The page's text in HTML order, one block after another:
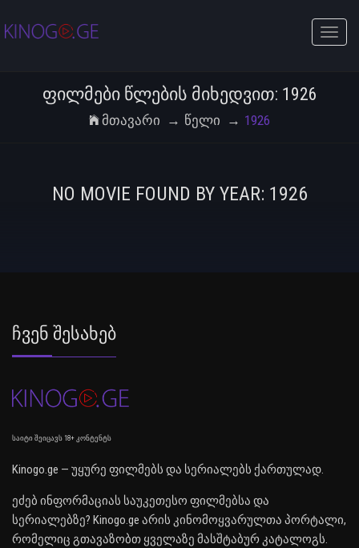
Toggle
ᲤᲘᲚᲛᲔᲑᲘ ᲬᲚᲔᲑᲘᲡ ᲛᲘᲮᲔᲓᲕᲘᲗ: 1926
Მთავარი Წელი 1926
NO MOVIE FOUND BY YEAR: 1926
Ჩვენ Შესახებ
საიტი შეიცავს 18+ კონტენტს
Kinogo.ge — უყურე ფილმებს და სერიალებს ქართულად.
ეძებ ინფორმაციას საუკეთესო ფილმებსა და
სერიალებზე? Kinogo.ge არის კინომოყვარულთა პორტალი,
რომელიც გთავაზობთ ყველაზე მასშტაბურ კატალოგს.